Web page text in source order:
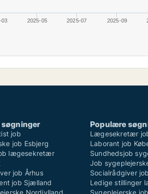
03 2025-05 2025-07 2025-09
job
job Esbjerg
lægesekretær
job Århus
job Sjælland
Nordjylland
Populære
Lægesekretær
Laborant job
Sundhedsjob
Job
Socialrådgiver
Ledige stillinger
Sygeplejerske